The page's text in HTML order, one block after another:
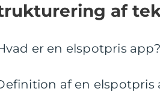
af
er en elspotpris app?
af en elspotpris